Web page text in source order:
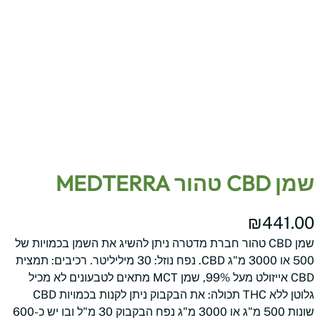
שמן CBD טהור MEDTERRA
₪441.00
שמן CBD טהור חברת מדטרה ניתן להשיג את השמן בכמויות של
500 או 3000 מ"ג CBD. נפח נוזל: 30 מיליליטר. רכיבים: תמצית
CBD אייזולט מעל 99%, שמן MCT מתאים לטבעונים לא מכיל
גלוטן ללא THC תכולה: את הבקבוק ניתן לקנות בכמויות CBD
שונות 500 מ"ג או 3000 מ"ג נפח הבקבוק 30 מ"ל ובו יש כ-600